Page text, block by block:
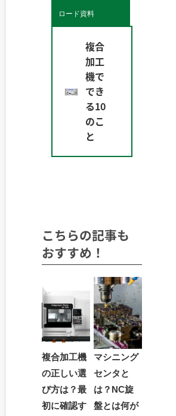
ロード資料
複合
加工
機で
でき
る10
のこ
と
こちらの記事も
おすすめ！
複合加工機
の正しい選
び方は？最
初に確認す
マシニング
センタと
は？NC旋
盤とは何が